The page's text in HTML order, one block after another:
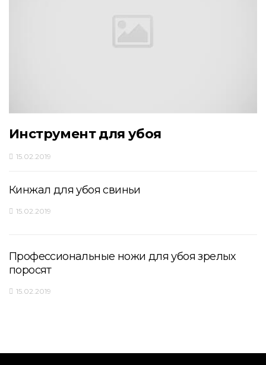
Инструмент для убоя
15.02.2019
Кинжал для убоя свиньи
15.02.2019
Профессиональные ножи для убоя зрелых
поросят
15.02.2019